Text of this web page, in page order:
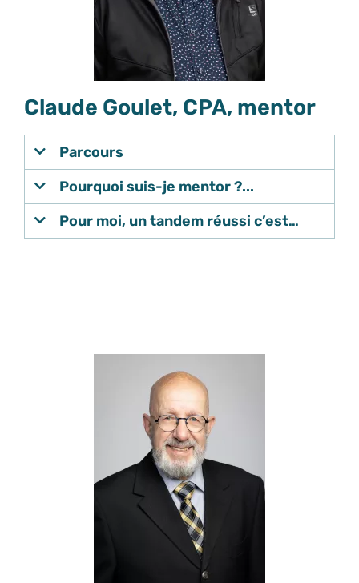
Claude Goulet, CPA, mentor
Parcours
Pourquoi suis-je mentor ?...
Pour moi, un tandem réussi c’est…